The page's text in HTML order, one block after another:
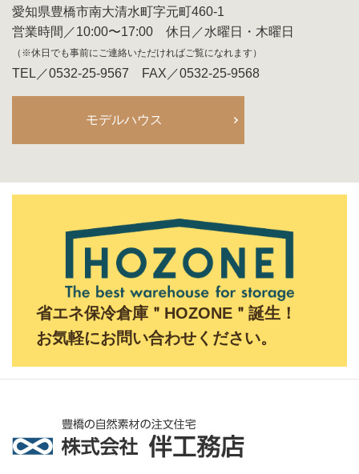
愛知県豊橋市南大清水町字元町460-1
営業時間／10:00〜17:00 休日／水曜日・木曜日
（※休日でも事前にご連絡いただければご覧になれます）
TEL／0532-25-9567 FAX／0532-25-9568
モデルハウス
省エネ保冷倉庫＂HOZONE＂誕生！
お気軽にお問い合わせください。